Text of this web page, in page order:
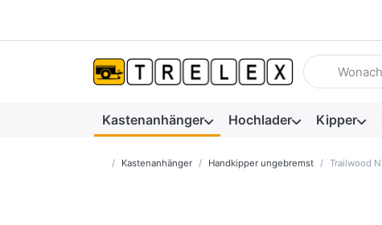
Geben Sie
Kastenanhänger Hochlader Kipper
Startseite
Kastenanhänger Handkipper ungebremst Trailwood